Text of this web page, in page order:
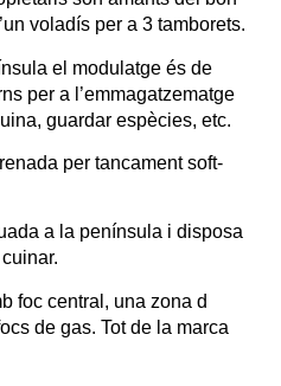
voladís per a 3 tamborets.
el modulatge és de
per a l’emmagatzematge
guardar espècies, etc.
per tancament soft-
a la península i disposa
foc central, una zona d
de gas. Tot de la marca